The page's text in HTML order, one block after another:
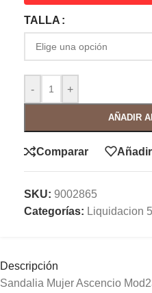
TALLA
- +
AÑADIR
Comparar
SKU: 9002865
Categorías: Liquidacion
Descripción
Sandalia Mujer Ascencio